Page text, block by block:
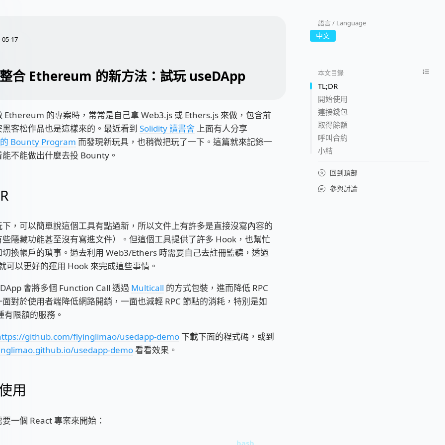
05-17
合 Ethereum 的新方法：試玩 useDApp
Ethereum 的專案時，常常是自己拿 Web3.js 或 Ethers.js 來做，包含前
客松作品也是這樣來的。最近看到 Solidity 讀書會 上面有人分享
Bounty Program 而發現新玩具，也稍微把玩了一下。這篇就來記錄一
不能做出什麼去投 Bounty。
，可以簡單說這個工具有點過新，所以文件上有許多是直接沒寫內容的
隱藏功能甚至沒有寫進文件）。但這個工具提供了許多 Hook，也幫忙
換帳戶的瑣事。過去利用 Web3/Ethers 時需要自己去註冊監聽，透過
可以更好的運用 Hook 來完成這些事情。
會將多個 Function Call 透過 Multicall 的方式包裝，進而降低 RPC
對於使用者端降低網路開銷，一面也減輕 RPC 節點的消耗，特別是如
限額的服務。
github.com/flyinglimao/usedapp-demo 下載下面的程式碼，或到
usedapp-demo看看效果。
用
一個 React 專案來開始：
語言 / Language
中文
本文目錄
TL;DR
開始使用
連接錢包
取得餘額
呼叫合約
小結
回到頂部
參與討論